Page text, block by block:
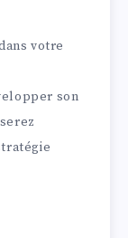
votre
son